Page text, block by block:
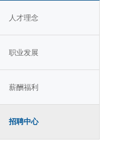
人才理念
职业发展
薪酬福利
招聘中心